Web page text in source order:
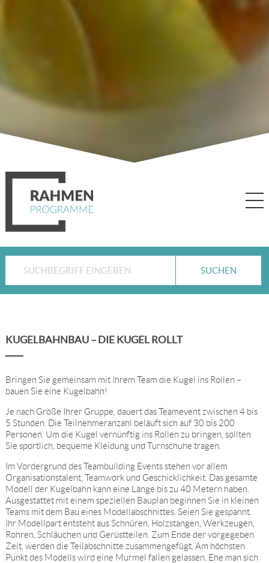
KUGELBAHNBAU – DIE KUGEL ROLLT
Bringen Sie gemeinsam mit Ihrem Team die Kugel ins Rollen –
bauen Sie eine Kugelbahn!
Je nach Größe Ihrer Gruppe, dauert das Teamevent zwischen 4 bis
5 Stunden. Die Teilnehmeranzahl beläuft sich auf 30 bis 200
Personen. Um die Kugel vernünftig ins Rollen zu bringen, sollten
Sie sportlich, bequeme Kleidung und Turnschuhe tragen.
Im Vordergrund des Teambuilding Events stehen vor allem
Organisationstalent, Teamwork und Geschicklichkeit. Das gesamte
Modell der Kugelbahn kann eine Länge bis zu 40 Metern haben.
Ausgestattet mit einem speziellen Bauplan beginnen Sie in kleinen
Teams mit dem Bau eines Modellabschnittes. Seien Sie gespannt.
Ihr Modellpart entsteht aus Schnüren, Holzstangen, Werkzeugen,
Rohren, Schläuchen und Gerüstteilen. Zum Ende der vorgegeben
Zeit, werden die Teilabschnitte zusammengefügt. Am höchsten
Punkt des Modells wird eine Murmel fallen gelassen. Ehe man sich